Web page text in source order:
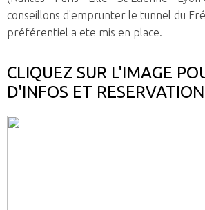
conseillons d'emprunter le tunnel du
préférentiel a ete mis en place.
CLIQUEZ SUR L'IMAGE
D'INFOS ET RESERVATION